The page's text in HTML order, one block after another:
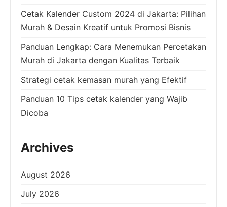
Cetak Kalender Custom 2024 di Jakarta: Pilihan
Murah & Desain Kreatif untuk Promosi Bisnis
Panduan Lengkap: Cara Menemukan Percetakan
Murah di Jakarta dengan Kualitas Terbaik
Strategi cetak kemasan murah yang Efektif
Panduan 10 Tips cetak kalender yang Wajib
Dicoba
Archives
August 2026
July 2026